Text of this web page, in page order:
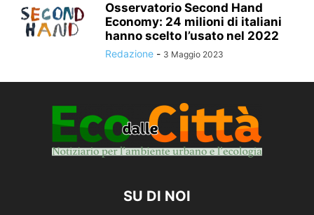
Osservatorio Second Hand
Economy: 24 milioni di italiani
hanno scelto l’usato nel 2022
Redazione - 3 Maggio 2023
SU DI NOI